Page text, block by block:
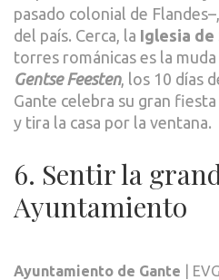
pasado colonial de
del país. Cerca, la Iglesia de
torres románicas es la
Gentse Feesten, los 10 días
Gante celebra su gran
y tira la casa por la ventana.
6. Sentir la
Ayuntamiento
Ayuntamiento de Gante | EVG